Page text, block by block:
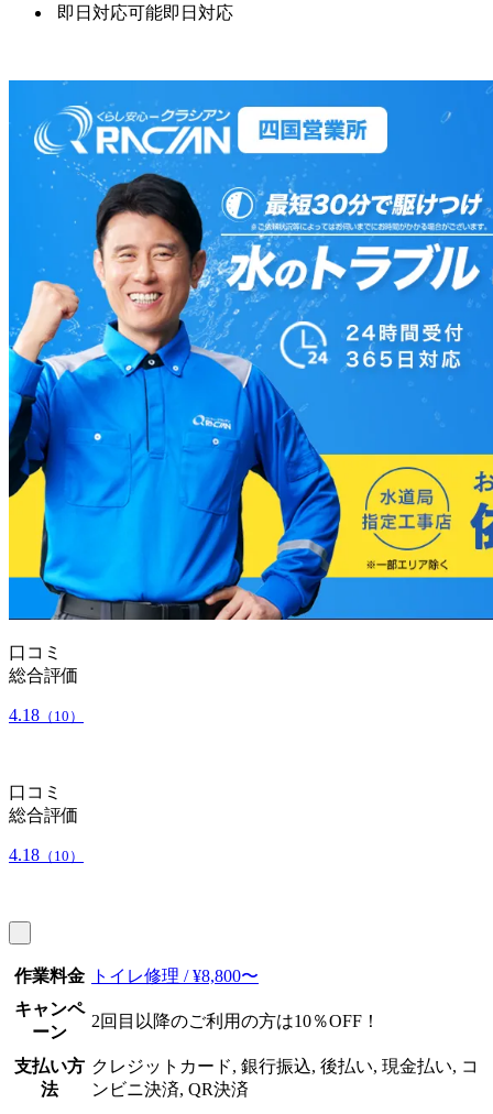
即日対応可能即日対応
口コミ
総合評価
4.18 （10）
口コミ
総合評価
4.18 （10）
作業料金
トイレ修理 / ¥8,800〜
キャンペ
ーン
2回目以降のご利用の方は10％OFF！
支払い方
法
クレジットカード, 銀行振込, 後払い, 現金払い, コ
ンビニ決済, QR決済